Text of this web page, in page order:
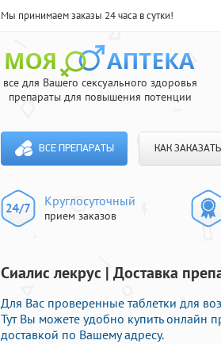
Мы принимаем заказы 24 часа в сутки!
все для Вашего сексуального здоровья
препараты для повышения потенции
ВСЕ ПРЕПАРАТЫ КАК ЗАКАЗАТЬ
Круглосуточный
прием заказов
Сиалис лекрус | Доставка
Для Вас проверенные таблетки для
Тут Вы можете удобно купить
доставкой по Вашему адресу.